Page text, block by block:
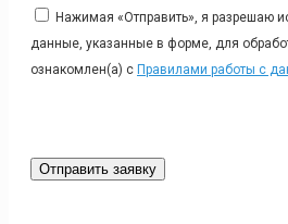
Нажимая «Отправить», я разрешаю
данные, указанные в форме, для
ознакомлен(а) с Правилами работы с